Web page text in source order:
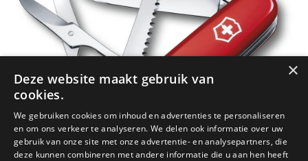
×
Deze website maakt gebruik van
cookies.
We gebruiken cookies om inhoud en advertenties te personaliseren
en om ons verkeer te analyseren. We delen ook informatie over uw
gebruik van onze site met onze advertentie- en analysepartners, die
deze kunnen combineren met andere informatie die u aan hen heeft